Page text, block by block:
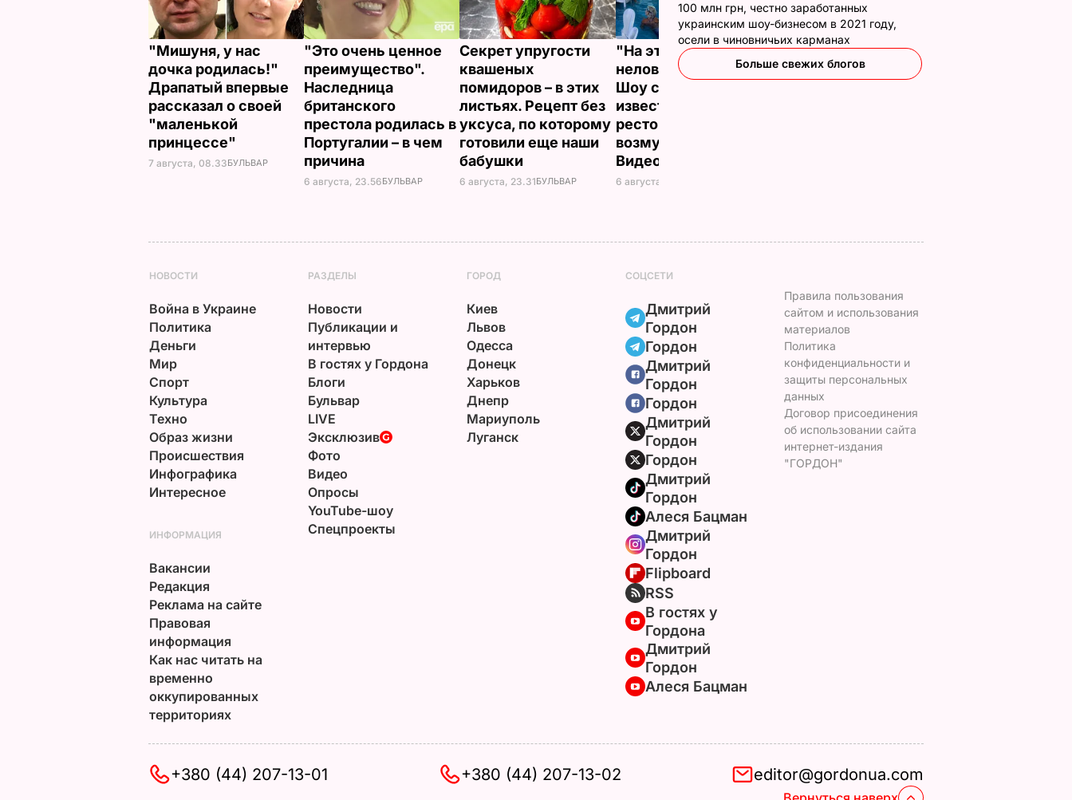
"Мишуня, у нас
дочка родилась!"
Драпатый впервые
рассказал о своей
"маленькой
принцессе"
7 августа, 08.33БУЛЬВАР
"Это очень ценное
преимущество".
Наследница
британского
престола родилась в
Португалии – в чем
причина
6 августа, 23.56БУЛЬВАР
Секрет упругости
квашеных
помидоров – в этих
листьях. Рецепт без
уксуса, по которому
готовили еще наши
бабушки
6 августа, 23.31БУЛЬВАР
"На это даже
неловко смотреть".
Шоу с русалками в
известном
ресторане
возмутило сеть.
Видео
6 августа, 21.33
Это именно то, что
спасет в жару.
100 млн грн, честно заработанных
украинским шоу-бизнесом в 2021 году,
осели в чиновничьих карманах
Больше свежих блогов
НОВОСТИ
Война в Украине
Политика
Деньги
Мир
Спорт
Культура
Техно
Образ жизни
Происшествия
Инфографика
Интересное
РАЗДЕЛЫ
Новости
Публикации и
интервью
В гостях у Гордона
Блоги
Бульвар
LIVE
Эксклюзив
Фото
Видео
Опросы
YouTube-шоу
Спецпроекты
ГОРОД
Киев
Львов
Одесса
Донецк
Харьков
Днепр
Мариуполь
Луганск
СОЦСЕТИ
Дмитрий
Гордон
Гордон
Дмитрий
Гордон
Гордон
Дмитрий
Гордон
Гордон
Дмитрий
Гордон
Алеся Бацман
Дмитрий
Гордон
Flipboard
RSS
В гостях у
Гордона
Дмитрий
Гордон
Алеся Бацман
ИНФОРМАЦИЯ
Вакансии
Редакция
Реклама на сайте
Правовая
информация
Как нас читать на
временно
оккупированных
территориях
Правила пользования
сайтом и использования
материалов
Политика
конфиденциальности и
защиты персональных
данных
Договор присоединения
об использовании сайта
интернет-издания
"ГОРДОН"
+380 (44) 207-13-01 +380 (44) 207-13-02 editor@gordonua.com